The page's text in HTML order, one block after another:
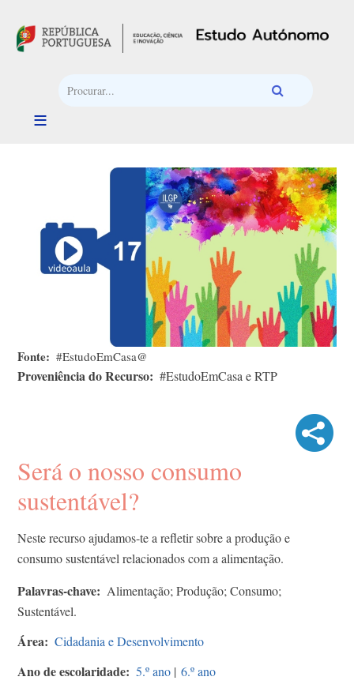
Fonte #EstudoEmCasa@
Proveniência do Recurso #EstudoEmCasa e RTP
Será o nosso consumo
sustentável?
Neste recurso ajudamos-te a refletir sobre a produção e
consumo sustentável relacionados com a alimentação.
Palavras-chave
Alimentação; Produção; Consumo;
Sustentável.
Área Cidadania e Desenvolvimento
Ano de escolaridade 5.º ano | 6.º ano